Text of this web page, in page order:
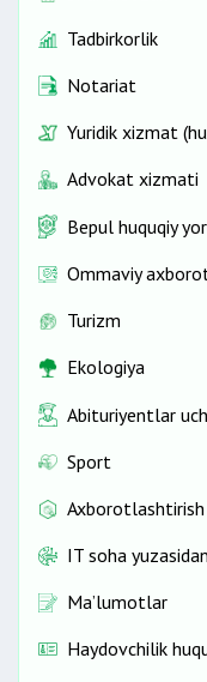
Tadbirkorlik
Notariat
Yuridik xizmat
Advokat xizmati
Bepul huquqiy
Ommaviy
Turizm
Ekologiya
Abituriyentlar
Sport
IT soha yuzasidan
Ma’lumotlar
Haydovchilik